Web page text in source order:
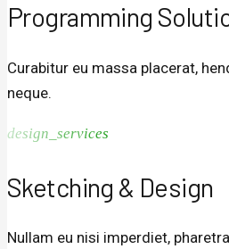
Programming
Curabitur eu massa placerat,
neque.
design_services
Sketching & Design
Nullam eu nisi imperdiet,